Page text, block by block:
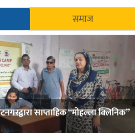
समाज
साप्ताहिक “मोहल्ला क्लिनिक”